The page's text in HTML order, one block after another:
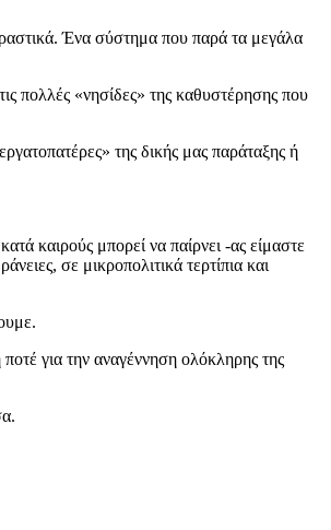
Ένα σύστημα που παρά τα μεγάλα
πολλές «νησίδες» της καθυστέρησης που
της δικής μας παράταξης ή
καιρούς μπορεί να παίρνει -ας είμαστε
σε μικροπολιτικά τερτίπια και
για την αναγέννηση ολόκληρης της